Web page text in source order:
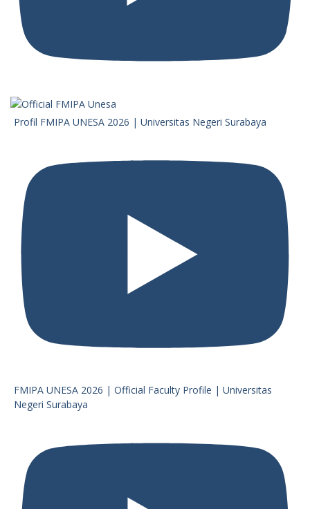
Profil FMIPA UNESA 2026 | Universitas Negeri Surabaya
FMIPA UNESA 2026 | Official Faculty Profile | Universitas
Negeri Surabaya